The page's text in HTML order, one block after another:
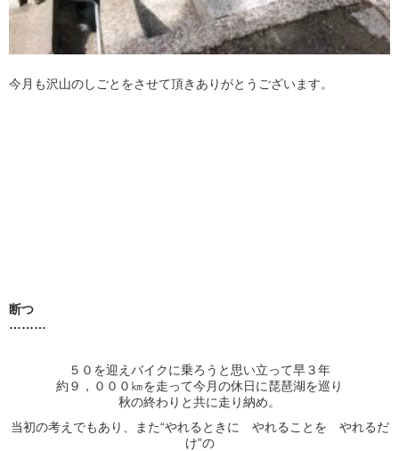
今月も沢山のしごとをさせて頂きありがとうございます。
断つ
………
５０を迎えバイクに乗ろうと思い立って早３年
約９，０００㎞を走って今月の休日に琵琶湖を巡り
秋の終わりと共に走り納め。
当初の考えでもあり、また“やれるときに やれることを やれるだ
け”の